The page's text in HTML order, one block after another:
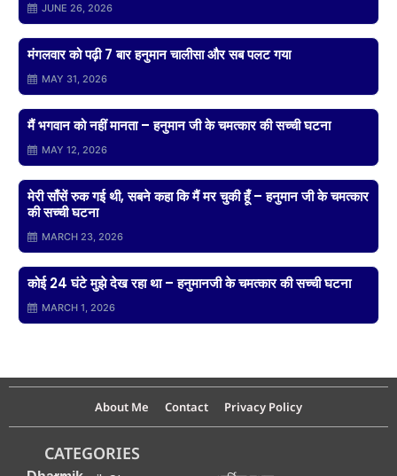
JUNE 26, 2026
मंगलवार को पढ़ी 7 बार हनुमान चालीसा और सब पलट गया
MAY 31, 2026
मैं भगवान को नहीं मानता – हनुमान जी के चमत्कार की सच्ची घटना
MAY 12, 2026
मेरी साँसें रुक गई थी, सबने कहा कि मैं मर चुकी हूँ – हनुमान जी के चमत्कार
की सच्ची घटना
MARCH 23, 2026
कोई 24 घंटे मुझे देख रहा था – हनुमानजी के चमत्कार की सच्ची घटना
MARCH 1, 2026
About Me Contact Privacy Policy
CATEGORIES